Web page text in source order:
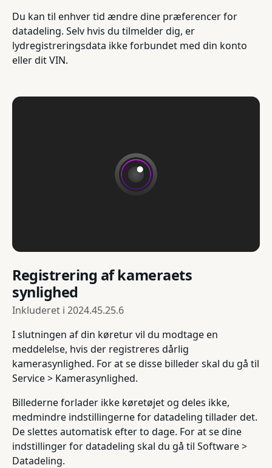
Du kan til enhver tid ændre dine præferencer for
datadeling. Selv hvis du tilmelder dig, er
lydregistreringsdata ikke forbundet med din konto
eller dit VIN.
Registrering af kameraets
synlighed
Inkluderet i 2024.45.25.6
I slutningen af din køretur vil du modtage en
meddelelse, hvis der registreres dårlig
kamerasynlighed. For at se disse billeder skal du gå til
Service > Kamerasynlighed.
Billederne forlader ikke køretøjet og deles ikke,
medmindre indstillingerne for datadeling tillader det.
De slettes automatisk efter to dage. For at se dine
indstillinger for datadeling skal du gå til Software >
Datadeling.